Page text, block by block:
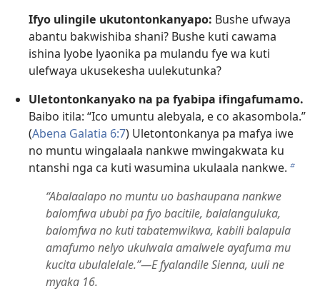
Ifyo ulingile ukutontonkanyapo: Bushe ufwaya
abantu bakwishiba shani? Bushe kuti cawama
ishina lyobe lyaonika pa mulandu fye wa kuti
ulefwaya ukusekesha uulekutunka?
Uletontonkanyako na pa fyabipa ifingafumamo.
Baibo itila: “Ico umuntu alebyala, e co akasombola.”
(Abena Galatia 6:7) Uletontonkanya pa mafya iwe
no muntu wingalaala nankwe mwingakwata ku
ntanshi nga ca kuti wasumina ukulaala nankwe. b
“Abalaalapo no muntu uo bashaupana nankwe
balomfwa ububi pa fyo bacitile, balalanguluka,
balomfwa no kuti tabatemwikwa, kabili balapula
amafumo nelyo ukulwala amalwele ayafuma mu
kucita ubulalelale.”—E fyalandile Sienna, uuli ne
myaka 16.